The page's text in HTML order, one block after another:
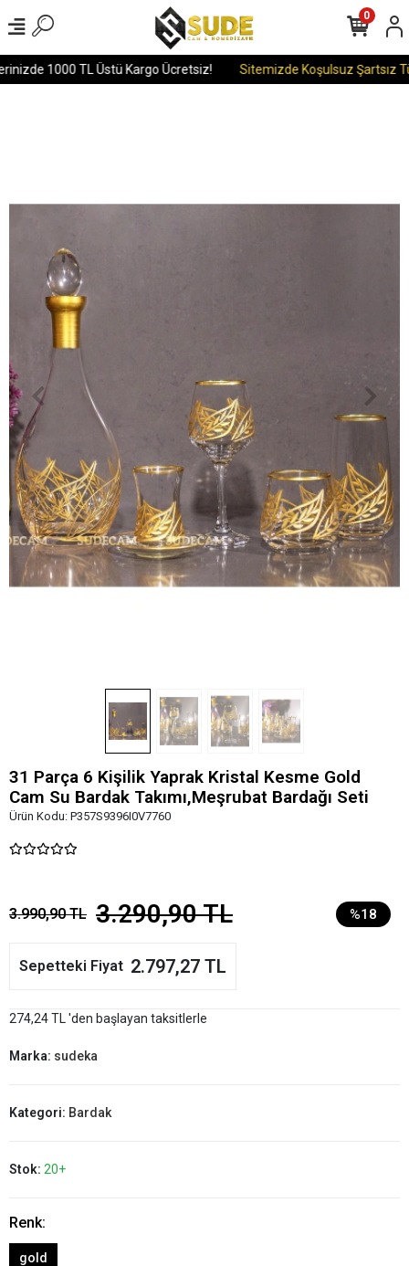
1000 TL Üstü Kargo Ücretsiz! Sitemizde Koşulsuz Şartsız
0
31 Parça 6 Kişilik Yaprak Kristal Kesme Gold
Cam Su Bardak Takımı,Meşrubat Bardağı Seti
Ürün Kodu: P357S9396I0V7760
3.990,90 TL 3.290,90 TL %18
Sepetteki Fiyat 2.797,27 TL
274,24 TL 'den başlayan taksitlerle
Marka: sudeka
Kategori: Bardak
Stok: 20+
Renk:
gold